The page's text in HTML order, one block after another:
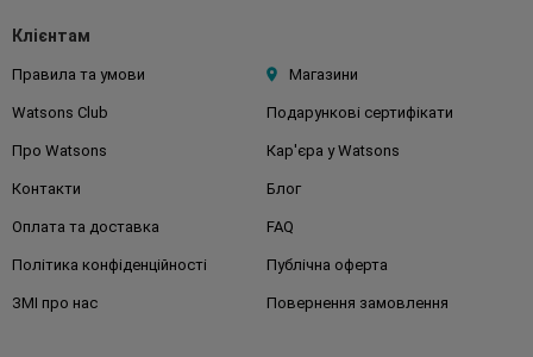
Клієнтам
Правила та умови Магазини
Watsons Club Подарункові сертифікати
Про Watsons Кар'єра у Watsons
Контакти Блог
Оплата та доставка FAQ
Політика конфіденційності Публічна оферта
ЗМІ про нас Повернення замовлення